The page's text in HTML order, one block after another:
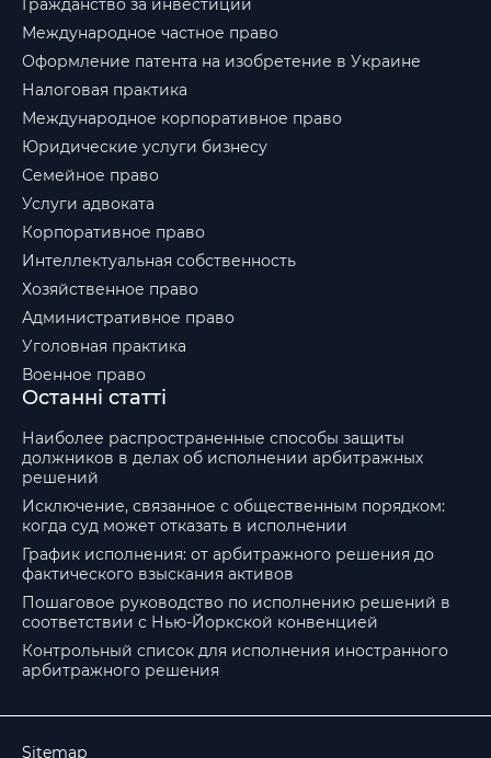
Гражданство за инвестиции
Международное частное право
Оформление патента на изобретение в Украине
Налоговая практика
Международное корпоративное право
Юридические услуги бизнесу
Семейное право
Услуги адвоката
Корпоративное право
Интеллектуальная собственность
Хозяйственное право
Административное право
Уголовная практика
Военное право
Останні статті
Наиболее распространенные способы защиты
должников в делах об исполнении арбитражных
решений
Исключение, связанное с общественным порядком:
когда суд может отказать в исполнении
График исполнения: от арбитражного решения до
фактического взыскания активов
Пошаговое руководство по исполнению решений в
соответствии с Нью-Йоркской конвенцией
Контрольный список для исполнения иностранного
арбитражного решения
Sitemap